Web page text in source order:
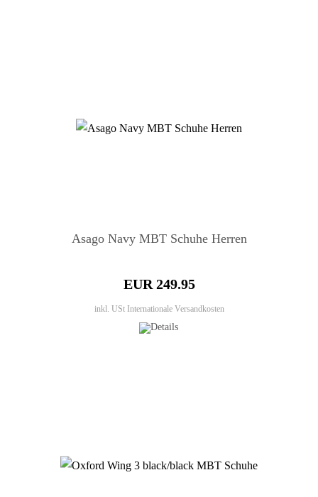
Asago Navy MBT Schuhe Herren
EUR 249.95
inkl. USt Internationale Versandkosten